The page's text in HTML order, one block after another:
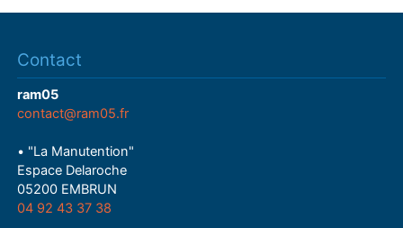
Contact
ram05
contact@ram05.fr
• "La Manutention"
Espace Delaroche
05200 EMBRUN
04 92 43 37 38